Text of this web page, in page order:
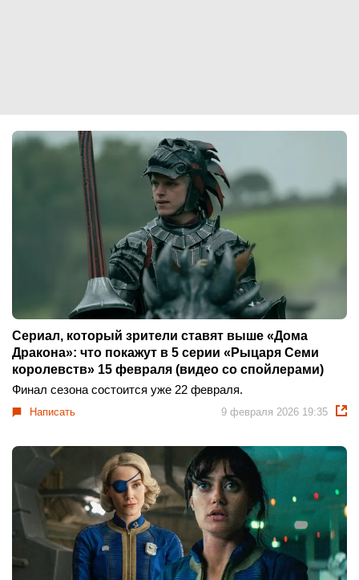
Сериал, который зрители ставят выше «Дома
Дракона»: что покажут в 5 серии «Рыцаря Семи
королевств» 15 февраля (видео со спойлерами)
Финал сезона состоится уже 22 февраля.
Написать 9 февраля 2026 19:35